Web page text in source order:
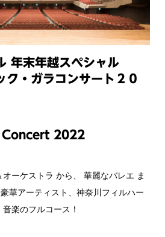
年末年越スペシャル
ク・ガラコンサート２０
2022
ーケストラ から、 華麗なバレエ ま
華アーティスト、神奈川フィルハー
楽のフルコース！